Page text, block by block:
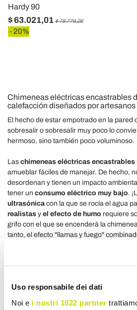
Uso responsabile dei dati
Noi e i nostri 1022 partner
Hardy 90
$ 63.021,01 $ 78.776,26
- 20%
Chimeneas eléctricas encastrables
calefacción diseñados por
El hecho de estar empotrado en la pared
sobresalir o sobresalir muy poco lo
hermoso, sino también poco voluminoso.
Las chimeneas eléctricas encastrables
amueblar fáciles de manejar. De hecho,
desordenan y tienen un impacto
tener un consumo eléctrico muy bajo.
ultrasónica con la que se rocía el agua
realistas y el efecto de humo requiere
grifo con el que se encenderá la
tanto, el efecto "llamas y fuego"
una cama de ceniza brillante y luminoso,
Collection Fuoco, encontrará muchos
versatilidad total, de hecho se pueden